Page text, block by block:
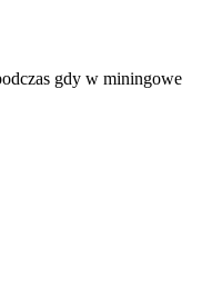
gdy w miningowe